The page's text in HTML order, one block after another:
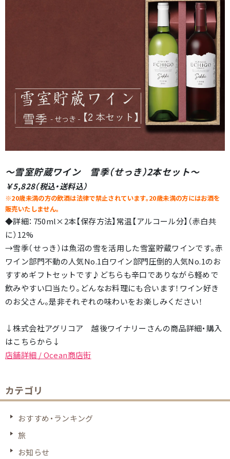
～雪室貯蔵ワイン 雪季（せっき）2本セット～
￥5,828（税込・送料込）
※20歳未満の方の飲酒は法律で禁止されています。20歳未満の方にはお酒を
販売いたしません。
◆詳細：750ml×2本【保存方法】常温【アルコール分】（赤白共
に）12%
→雪季（せっき）は魚沼の雪を活用した雪室貯蔵ワインです。赤
ワイン部門不動の人気No.1白ワイン部門圧倒的人気No.1のお
すすめギフトセットです♪どちらも辛口でありながら軽めで
飲みやすい口当たり。どんなお料理にも合います！ワイン好き
のお父さん。是非それぞれの味わいをお楽しみください！
↓株式会社アグリコア 越後ワイナリーさんの商品詳細・購入
はこちらから↓
店舗詳細 / Ocean商店街
カテゴリ
おすすめ・ランキング
旅
お知らせ